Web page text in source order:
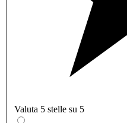
Valuta 5 stelle su 5